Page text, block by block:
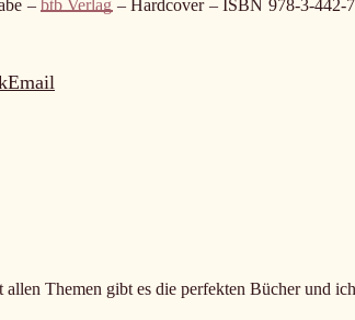
– btb Verlag – Hardcover – ISBN 978-3-442-
Email
Themen gibt es die perfekten Bücher und